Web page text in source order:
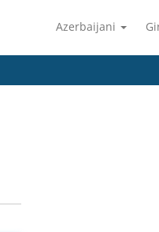
Azerbaijani